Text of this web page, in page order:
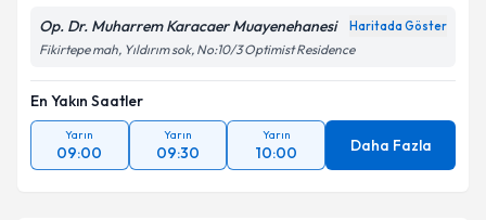
Op. Dr. Muharrem Karacaer Muayenehanesi Haritada Göster
Fikirtepe mah, Yıldırım sok, No:10/3 Optimist Residence
En Yakın Saatler
Yarın
09:00
Yarın
09:30
Yarın
10:00 Daha Fazla